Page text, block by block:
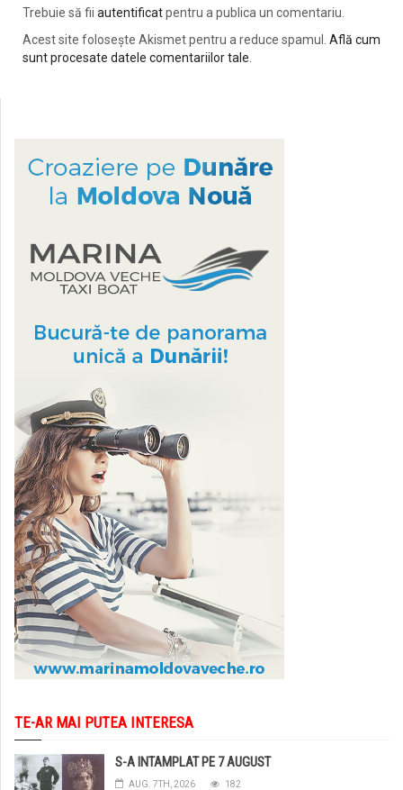
Trebuie să fii autentificatpentru a publica un comentariu.
Acest site folosește Akismet pentru a reduce spamul. Află cum
sunt procesate datele comentariilor tale
TE-AR MAI PUTEA INTERESA
S-A INTAMPLAT PE 7 AUGUST
AUG. 7TH, 2026 182